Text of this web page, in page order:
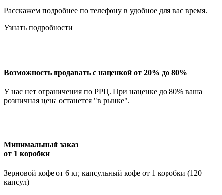
Расскажем подробнее по телефону в удобное для вас время.
Узнать подробности
Возможность продавать с наценкой от 20% до 80%
У нас нет ограничения по РРЦ. При наценке до 80% ваша
розничная цена останется "в рынке".
Минимальный заказ
от 1 коробки
Зерновой кофе от 6 кг, капсульный кофе от 1 коробки (120
капсул)